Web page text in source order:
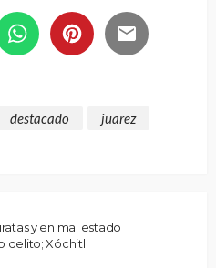
destacado
juarez
y en mal estado
delito; Xóchitl